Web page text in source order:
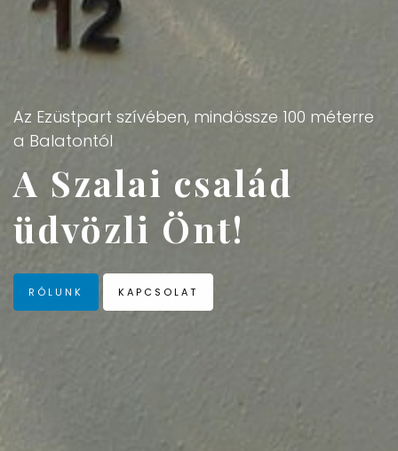
Az Ezüstpart szívében, mindössze 100 méterre
a Balatontól
A Szalai család
üdvözli Önt!
RÓLUNK KAPCSOLAT